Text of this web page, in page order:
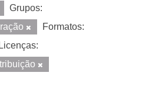
Grupos:
Formatos:
Licenças: